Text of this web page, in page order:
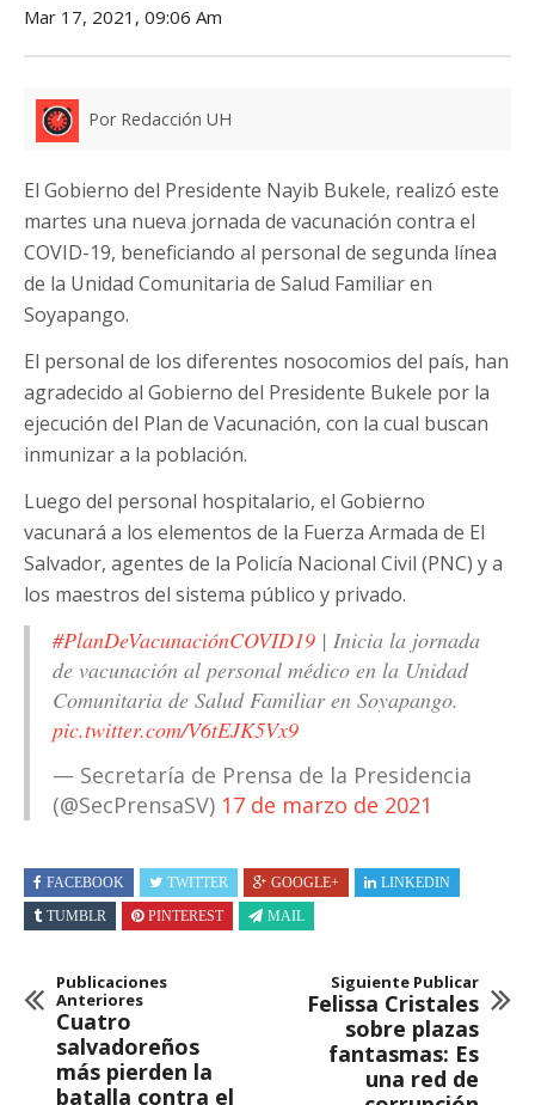
Mar 17, 2021, 09:06 Am
Por Redacción UH
El Gobierno del Presidente Nayib Bukele, realizó este
martes una nueva jornada de vacunación contra el
COVID-19, beneficiando al personal de segunda línea
de la Unidad Comunitaria de Salud Familiar en
Soyapango.
El personal de los diferentes nosocomios del país, han
agradecido al Gobierno del Presidente Bukele por la
ejecución del Plan de Vacunación, con la cual buscan
inmunizar a la población.
Luego del personal hospitalario, el Gobierno
vacunará a los elementos de la Fuerza Armada de El
Salvador, agentes de la Policía Nacional Civil (PNC) y a
los maestros del sistema público y privado.
#PlanDeVacunaciónCOVID19 | Inicia la jornada
de vacunación al personal médico en la Unidad
Comunitaria de Salud Familiar en Soyapango.
pic.twitter.com/V6tEJK5Vx9
— Secretaría de Prensa de la Presidencia
(@SecPrensaSV) 17 de marzo de 2021
FACEBOOK TWITTER GOOGLE+
LINKEDIN
TUMBLR
PINTEREST MAIL
Publicaciones
Anteriores
Cuatro
salvadoreños
más pierden la
batalla contra el
Siguiente Publicar
Felissa Cristales
sobre plazas
fantasmas: Es
una red de